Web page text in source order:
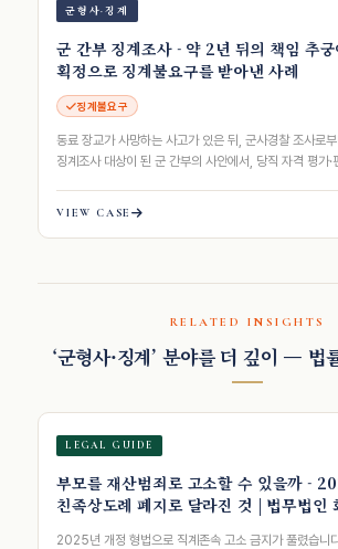
군형사·징계
군 간부 징계조사 - 약 2년 뒤의 책임 추궁에서 직무 범위
획정으로 징계불요구를 받아낸 사례
징계불요구
동료 장교가 사망하는 사고가 있은 뒤, 군사경찰 조사로
징계조사 대상이 된 군 간부의 사안에서, 당직 자격 평가·
VIEW CASE
RELATED INSIGHTS
‘군형사·징계’ 분야를 더 깊이 — 법
LEGAL GUIDE
부모를 재산범죄로 고소할 수 있을까 -
친족상도례 폐지로 달라진 것 | 법무법인
2025년 개정 형법으로 직계존속 고소 금지가 풀렸습니